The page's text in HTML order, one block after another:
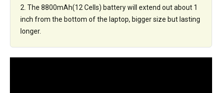
2. The 8800mAh(12 Cells) battery will extend out about 1
inch from the bottom of the laptop, bigger size but lasting
longer.